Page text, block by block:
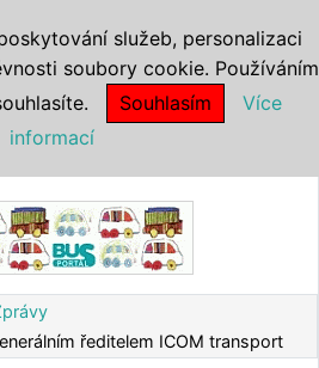
ředitelem ICOM transport
služeb, personalizaci
soubory cookie. Používáním
Souhlasím
Více
informací